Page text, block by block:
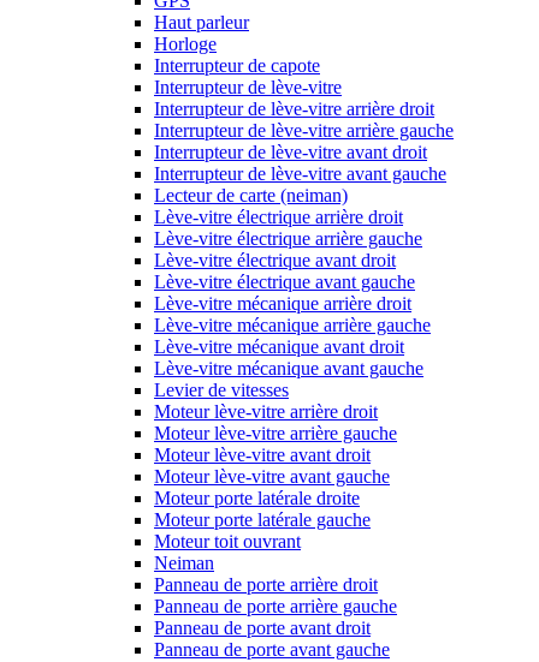
Haut parleur
Horloge
Interrupteur de capote
Interrupteur de lève-vitre
Interrupteur de lève-vitre arrière droit
Interrupteur de lève-vitre arrière gauche
Interrupteur de lève-vitre avant droit
Interrupteur de lève-vitre avant gauche
Lecteur de carte (neiman)
Lève-vitre électrique arrière droit
Lève-vitre électrique arrière gauche
Lève-vitre électrique avant droit
Lève-vitre électrique avant gauche
Lève-vitre mécanique arrière droit
Lève-vitre mécanique arrière gauche
Lève-vitre mécanique avant droit
Lève-vitre mécanique avant gauche
Levier de vitesses
Moteur lève-vitre arrière droit
Moteur lève-vitre arrière gauche
Moteur lève-vitre avant droit
Moteur lève-vitre avant gauche
Moteur porte latérale droite
Moteur porte latérale gauche
Moteur toit ouvrant
Neiman
Panneau de porte arrière droit
Panneau de porte arrière gauche
Panneau de porte avant droit
Panneau de porte avant gauche